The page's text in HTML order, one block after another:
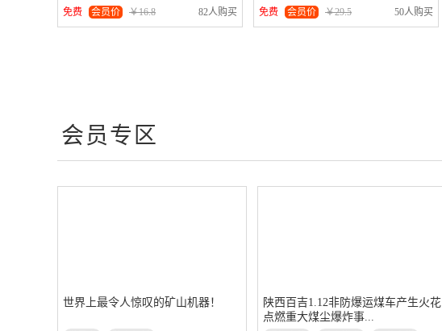
免费 会员价 ￥16.8 82人购买 免费 会员价 ￥29.5 50人购买
会员专区
世界上最令人惊叹的矿山机器！
陕西百吉1.12非防爆运煤车产生火花
点燃重大煤尘爆炸事...